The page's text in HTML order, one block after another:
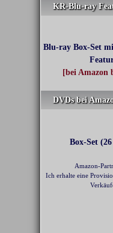
KR-Blu-ray
Blu-ray Box-Set
[bei Amazon
DVDs bei
Box-Set
Amazon-
Ich erhalte eine